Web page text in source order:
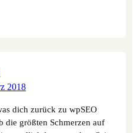
2018
dich zurück zu wpSEO
die größten Schmerzen auf